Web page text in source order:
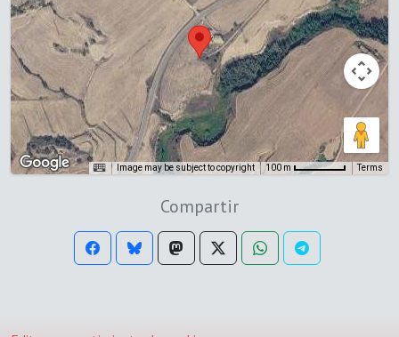
Image may be subject to copyright 100 m Terms
Compartir